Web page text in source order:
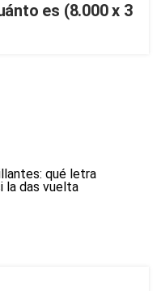
es (8.000 x 3